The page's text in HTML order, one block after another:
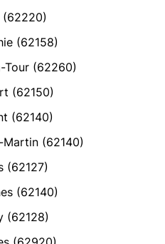
(62220)
(62158)
Tour (62260)
(62150)
(62140)
(62140)
(62127)
(62140)
(62128)